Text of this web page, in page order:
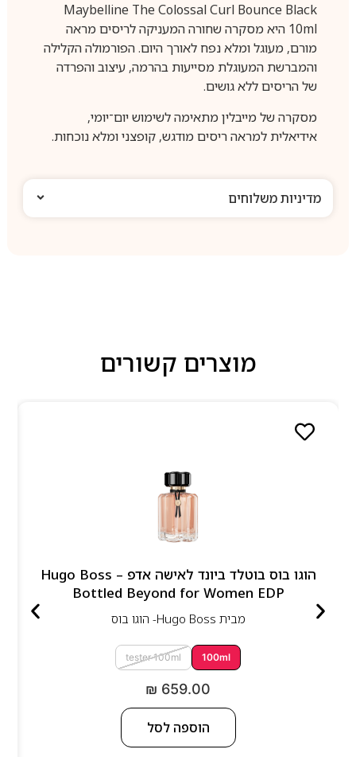
Maybelline The Colossal Curl Bounce Black
10ml היא מסקרה שחורה המעניקה לריסים מראה
מורם, מעוגל ומלא נפח לאורך היום. הפורמולה הקלילה
והמברשת המעוגלת מסייעות בהרמה, עיצוב והפרדה
של הריסים ללא גושים.
מסקרה של מייבלין מתאימה לשימוש יום־יומי,
אידיאלית למראה ריסים מודגש, קופצני ומלא נוכחות.
מדיניות משלוחים
מוצרים קשורים
הוגו בוס בוטלד ביונד לאישה אדפ – Hugo Boss
Bottled Beyond for Women EDP
מבית Hugo Boss- הוגו בוס
100ml
tester 100ml
₪ 659.00
הוספה לסל